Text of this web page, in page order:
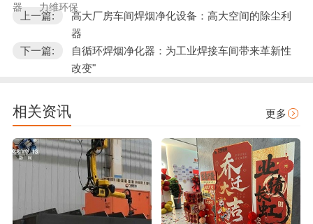
器 力维环保
上一篇:
高大厂房车间焊烟净化设备：高大空间的除尘利
器
下一篇:
自循环焊烟净化器：为工业焊接车间带来革新性
改变"
相关资讯 更多